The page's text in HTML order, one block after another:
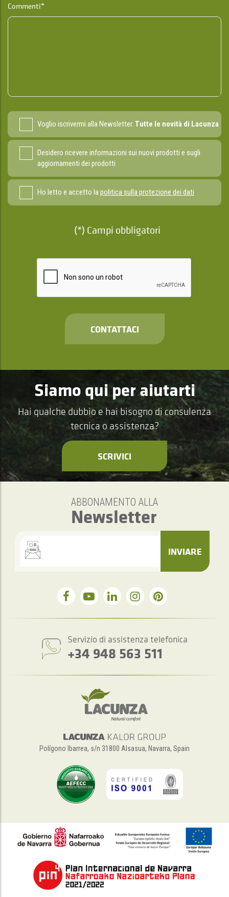
Commenti*
Voglio iscrivermi alla Newsletter. Tutte le novità di Lacunza
Desidero ricevere informazioni sui nuovi prodotti e sugli
aggiornamenti dei prodotti
Ho letto e accetto lapolitica sulla protezione dei dati
(*) Campi obbligatori
CONTATTACI
Siamo qui per aiutarti
Hai qualche dubbio e hai bisogno di consulenza
tecnica o assistenza?
SCRIVICI
ABBONAMENTO ALLA
Newsletter
INVIARE
Servizio di assistenza telefonica
+34 948 563 511
Polígono Ibarrea, s/n 31800 Alsasua, Navarra, Spain